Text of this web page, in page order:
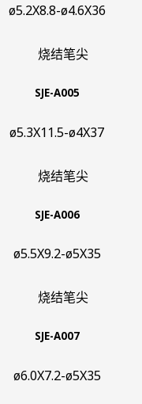
ø5.2X8.8-ø4.6X36
SJE-A005
ø5.3X11.5-ø4X37
SJE-A006
ø5.5X9.2-ø5X35
SJE-A007
ø6.0X7.2-ø5X35